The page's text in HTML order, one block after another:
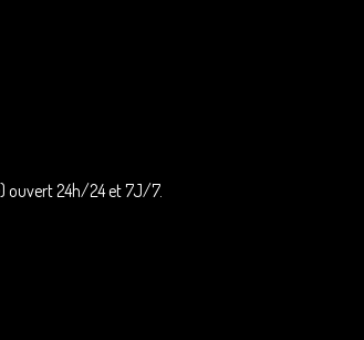
ouvert 24h/24 et 7J/7.
Gratuit le dimanche, ...